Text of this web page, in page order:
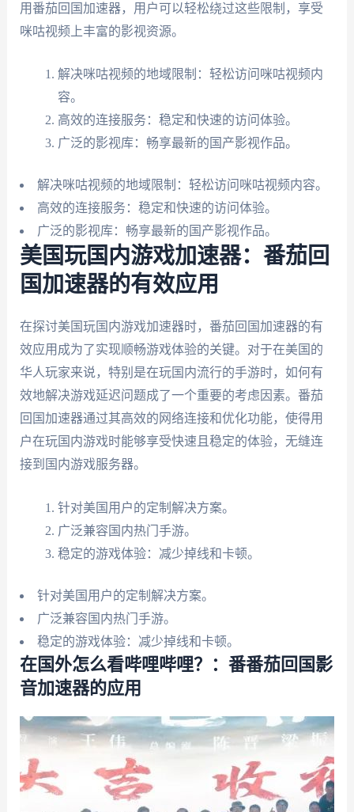
用番茄回国加速器，用户可以轻松绕过这些限制，享受
咪咕视频上丰富的影视资源。
解决咪咕视频的地域限制：轻松访问咪咕视频内
容。
高效的连接服务：稳定和快速的访问体验。
广泛的影视库：畅享最新的国产影视作品。
解决咪咕视频的地域限制：轻松访问咪咕视频内容。
高效的连接服务：稳定和快速的访问体验。
广泛的影视库：畅享最新的国产影视作品。
美国玩国内游戏加速器：番茄回
国加速器的有效应用
在探讨美国玩国内游戏加速器时，番茄回国加速器的有
效应用成为了实现顺畅游戏体验的关键。对于在美国的
华人玩家来说，特别是在玩国内流行的手游时，如何有
效地解决游戏延迟问题成了一个重要的考虑因素。番茄
回国加速器通过其高效的网络连接和优化功能，使得用
户在玩国内游戏时能够享受快速且稳定的体验，无缝连
接到国内游戏服务器。
针对美国用户的定制解决方案。
广泛兼容国内热门手游。
稳定的游戏体验：减少掉线和卡顿。
针对美国用户的定制解决方案。
广泛兼容国内热门手游。
稳定的游戏体验：减少掉线和卡顿。
在国外怎么看哔哩哔哩？：番番茄回国影
音加速器的应用